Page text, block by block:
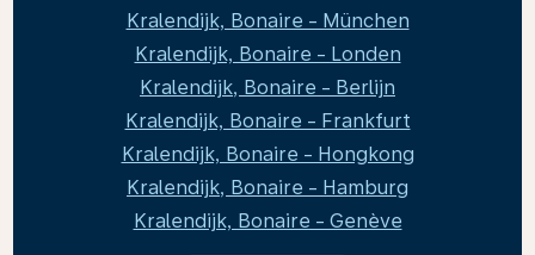
Kralendijk, Bonaire - München
Kralendijk, Bonaire - Londen
Kralendijk, Bonaire - Berlijn
Kralendijk, Bonaire - Frankfurt
Kralendijk, Bonaire - Hongkong
Kralendijk, Bonaire - Hamburg
Kralendijk, Bonaire - Genève